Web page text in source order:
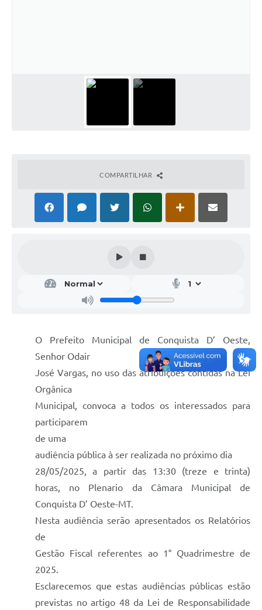
COMPARTILHAR
O Prefeito Municipal de Conquista D’ Oeste,
Senhor Odair
José Vargas, no uso das atribuições contidas na Lei
Orgânica
Municipal, convoca a todos os interessados para
participarem
de uma
audiência pública à ser realizada no próximo dia
28/05/2025, a partir das 13:30 (treze e trinta)
horas, no Plenario da Câmara Municipal de
Conquista D’ Oeste-MT.
Nesta audiência serão apresentados os Relatórios
de
Gestão Fiscal referentes ao 1° Quadrimestre de
2025.
Esclarecemos que estas audiências públicas estão
previstas no artigo 48 da Lei de Responsabilidade